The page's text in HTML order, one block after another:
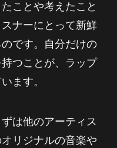
ことや考えたこと
ナーにとって新鮮
です。自分だけの
つことが、ラップ
ます。
は他のアーティス
リジナルの音楽や